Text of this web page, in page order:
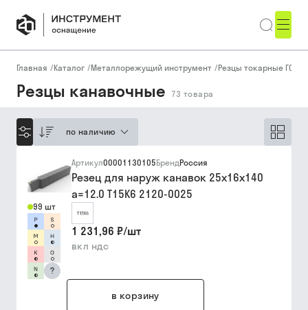
Главная /Каталог /Металлорежущий инструмент /Резцы токарные ГОСТ,
Резцы канавочные 73 товара
по наличию
99 шт
?
Артикул00001130105БрендРоссия
Резец для наруж канавок 25х16х140
a=12.0 Т15К6 2120-0025
1 231,96 ₽/шт
вкл ндс
в корзину